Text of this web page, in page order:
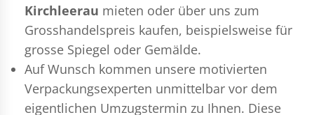
Kirchleerau mieten oder über uns zum
Grosshandelspreis kaufen, beispielsweise für
grosse Spiegel oder Gemälde.
Auf Wunsch kommen unsere motivierten
Verpackungsexperten unmittelbar vor dem
eigentlichen Umzugstermin zu Ihnen. Diese